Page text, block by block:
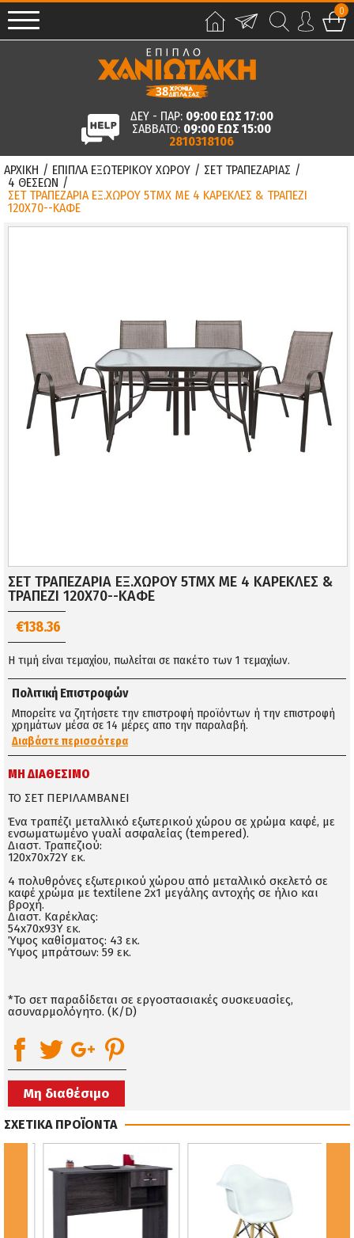
0
ΔΕΥ - ΠΑΡ: 09:00 ΕΩΣ 17:00
ΣΑΒΒΑΤΟ: 09:00 ΕΩΣ 15:00
2810318106
ΑΡΧΙΚΗ / ΕΠΙΠΛΑ ΕΞΩΤΕΡΙΚΟΥ ΧΩΡΟΥ / ΣΕΤ ΤΡΑΠΕΖΑΡΙΑΣ /
4 ΘΕΣΕΩΝ /
ΣΕΤ ΤΡΑΠΕΖΑΡΙΑ ΕΞ.ΧΩΡΟΥ 5ΤΜΧ ΜΕ 4 ΚΑΡΕΚΛΕΣ & ΤΡΑΠΕΖΙ
120Χ70--ΚΑΦΕ
ΣΕΤ ΤΡΑΠΕΖΑΡΙΑ ΕΞ.ΧΩΡΟΥ 5ΤΜΧ ΜΕ 4 ΚΑΡΕΚΛΕΣ &
ΤΡΑΠΕΖΙ 120Χ70--ΚΑΦΕ
€138.36
Η τιμή είναι τεμαχίου, πωλείται σε πακέτο των 1 τεμαχίων.
Πολιτική Επιστροφών
Μπορείτε να ζητήσετε την επιστροφή προϊόντων ή την επιστροφή
χρημάτων μέσα σε 14 μέρες απο την παραλαβή.
Διαβάστε περισσότερα
ΜΗ ΔΙΑΘΈΣΙΜΟ
ΤΟ ΣΕΤ ΠΕΡΙΛΑΜΒΑΝΕΙ
Ένα τραπέζι μεταλλικό εξωτερικού χώρου σε χρώμα καφέ, με
ενσωματωμένο γυαλί ασφαλείας (tempered).
Διαστ. Τραπεζιού:
120x70x72Υ εκ.
4 πολυθρόνες εξωτερικού χώρου από μεταλλικό σκελετό σε
καφέ χρώμα με textilene 2x1 μεγάλης αντοχής σε ήλιο και
βροχή.
Διαστ. Καρέκλας:
54x70x93Υ εκ.
Ύψος καθίσματος: 43 εκ.
Ύψος μπράτσων: 59 εκ.
*Το σετ παραδίδεται σε εργοστασιακές συσκευασίες,
ασυναρμολόγητο. (K/D)
Μη διαθέσιμο
ΣΧΕΤΙΚΑ ΠΡΟΪΟΝΤΑ